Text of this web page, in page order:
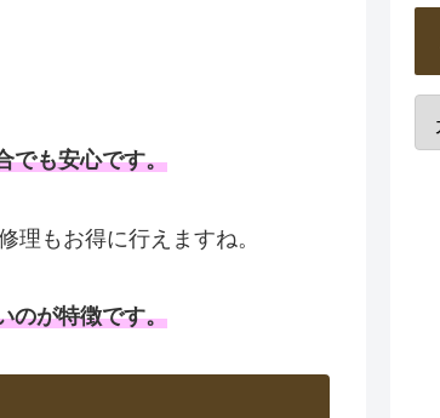
でも安心です。
理もお得に行えますね。
のが特徴です。